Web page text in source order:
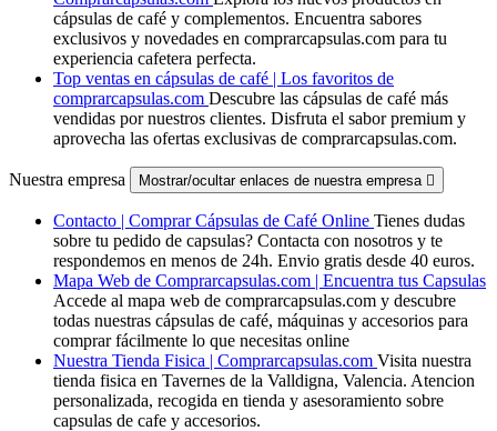
cápsulas de café y complementos. Encuentra sabores
exclusivos y novedades en comprarcapsulas.com para tu
experiencia cafetera perfecta.
Top ventas en cápsulas de café | Los favoritos de
comprarcapsulas.com Descubre las cápsulas de café más
vendidas por nuestros clientes. Disfruta el sabor premium y
aprovecha las ofertas exclusivas de comprarcapsulas.com.
Nuestra empresa Mostrar/ocultar enlaces de nuestra empresa 
Contacto | Comprar Cápsulas de Café Online Tienes dudas
sobre tu pedido de capsulas? Contacta con nosotros y te
respondemos en menos de 24h. Envio gratis desde 40 euros.
Mapa Web de Comprarcapsulas.com | Encuentra tus Capsulas
Accede al mapa web de comprarcapsulas.com y descubre
todas nuestras cápsulas de café, máquinas y accesorios para
comprar fácilmente lo que necesitas online
Nuestra Tienda Fisica | Comprarcapsulas.com Visita nuestra
tienda fisica en Tavernes de la Valldigna, Valencia. Atencion
personalizada, recogida en tienda y asesoramiento sobre
capsulas de cafe y accesorios.